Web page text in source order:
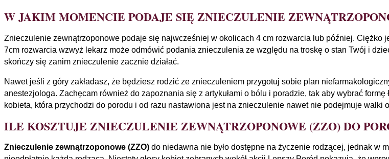
W JAKIM MOMENCIE PODAJE SIĘ ZNIECZULENIE
Znieczulenie zewnątrzoponowe podaje się najwcześniej w okolicach 4 cm rozwarcia lub później. Ciężko
7cm rozwarcia wzwyż lekarz może odmówić podania znieczulenia ze względu na troskę o stan Twój i
skończy się zanim znieczulenie zacznie działać.
Nawet jeśli z góry zakładasz, że będziesz rodzić ze znieczuleniem przygotuj sobie plan
anestezjologa. Zachęcam również do zapoznania się z artykułami o bólu i poradzie, tak aby wybrać
kobieta, która przychodzi do porodu i od razu nastawiona jest na znieczulenie nawet nie podejmuje walki
ILE KOSZTUJE ZNIECZULENIE ZEWNĄTRZOPONOWE (ZZO) DO
Znieczulenie zewnątrzoponowe (ZZO) do niedawna nie było dostępne na życzenie rodzącej, jednak w